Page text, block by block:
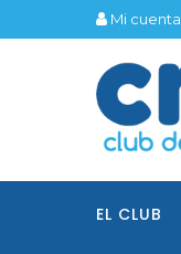
Mi cuenta
EL CLUB